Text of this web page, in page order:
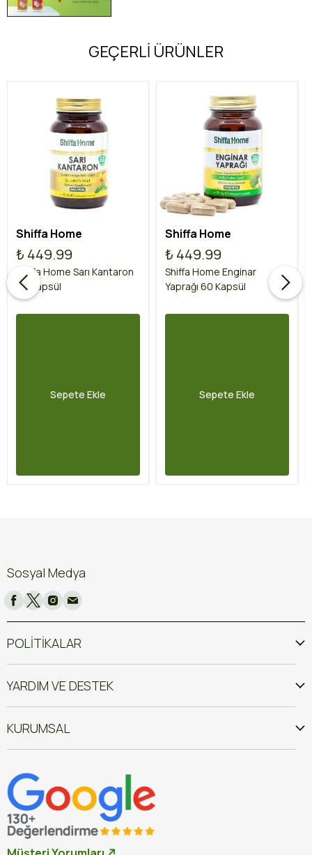
GEÇERLİ ÜRÜNLER
Shiffa Home
₺ 449.99
Shiffa Home Sarı Kantaron
60 Kapsül
Sepete Ekle
Shiffa Home
₺ 449.99
Shiffa Home Enginar
Yaprağı 60 Kapsül
Sepete Ekle
Sosyal Medya
POLİTİKALAR
YARDIM VE DESTEK
KURUMSAL